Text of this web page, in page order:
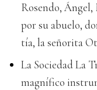
Rosendo,
por su abuelo,
tía, la señorita
La Sociedad La
magnífico